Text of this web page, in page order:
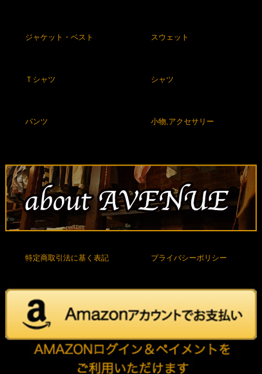
ジャケット・ベスト スウェット
Ｔシャツ シャツ
パンツ 小物,アクセサリー
特定商取引法に基く表記 プライバシーポリシー